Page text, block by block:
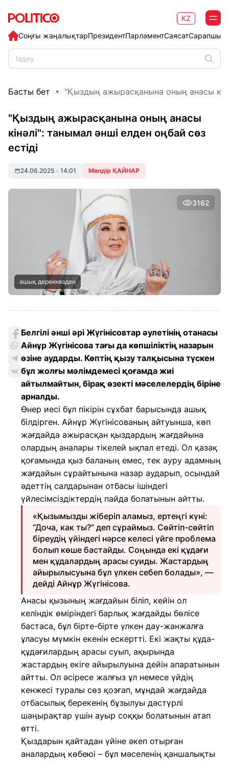
Соңғы жаңалықтарПрезидентПарламентСаясат
KZ
Басты бет "Қыздың ажырасқанына оның анасы
"Қыздың ажырасқанына оның анасы
кінәлі": танымал әнші елден оңбай сөз
естіді
24.06.2025 • 14:01 Мөлдір ҚАЙНАР
3162
ашық дереккөзден
Белгілі әнші әрі Жүгінісовтар әулетінің отанасы
Айнұр Жүгінісова тағы да көпшіліктің назарын
өзіне аударды. Көптің қызу талқысына түскен
бұл жолғы мәлімдемесі қоғамда жиі
айтылмайтын, бірақ өзекті мәселелердің біріне
арналды.
Өнер иесі бұл пікірін сұхбат барысында ашық
білдірген. Айнұр Жүгінісованың айтуынша, көп
жағдайда ажырасқан қыздардың жағдайына
олардың аналары тікелей ықпал етеді. Ол қазақ
қоғамында қыз баланың емес, тек ауру адамның
жағдайын сұрайтынына назар аударып, осындай
әдеттің салдарынан отбасы ішіндегі
үйлесімсіздіктердің пайда болатынын айтты.
«Қызымызды жіберіп аламыз, ертеңгі күні:
“Доча, как ты?” деп сұраймыз. Сөйтіп-сөйтіп
біреудің үйіндегі нәрсе келесі үйге проблема
болып көше бастайды. Соңында екі құдағи
мен құдалардың арасы суиды. Жастардың
айырылысуына бұл үлкен себеп болады», —
дейді Айнұр Жүгінісова.
Анасы қызының жағдайын біліп, кейін ол
келіндік өміріндегі барлық жағдайды бөлісе
бастаса, бұл бірте-бірте үлкен дау-жанжалға
ұласуы мүмкін екенін ескертті. Екі жақты құда-
құдағилардың арасы суып, ақырында
жастардың екіге айырылуына дейін апаратынын
айтты. Ол әсіресе жалғыз ұл немесе үйдің
кенжесі туралы сөз қозғап, мұндай жағдайда
отбасылық берекенің бұзылуы дәстүрлі
шаңырақтар үшін ауыр соққы болатынын атап
өтті.
Қыздарын қайтадан үйіне әкеп отырған
аналардың көбеюі – бұл мәселенің қаншалықты